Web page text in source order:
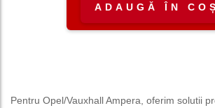
ADAUGĂ ÎN COȘ
Pentru Opel/Vauxhall Ampera, oferim solutii